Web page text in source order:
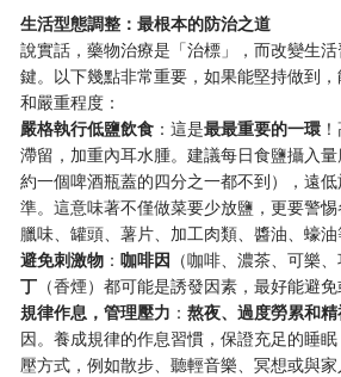
生活型態調整：最根本的防治之道
說實話，藥物治療是「治標」，而改變生
鍵。以下幾點非常重要，如果能堅持做到
和嚴重程度：
嚴格執行低鹽飲食 ：這是最最重要的一環
滯留，加重內耳水腫。建議每日食鹽攝入
約一個啤酒瓶蓋的四分之一都不到），遠
準。這意味著不僅做菜要少放鹽，更要警惕
臘味、罐頭、薯片、加工肉類、醬油、蠔油
避免刺激物 ：咖啡因 （咖啡、濃茶、可樂
丁 （香煙）都可能是誘發因素，最好能避免
規律作息，管理壓力 ：熬夜、過度勞累和
因。養成規律的作息習慣，保證充足的睡
壓方式，例如散步、聽輕音樂、冥想或與家